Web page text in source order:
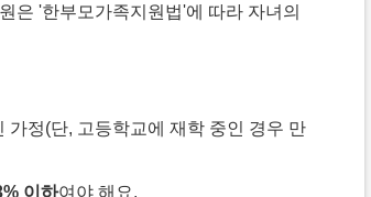
은 '한부모가족지원법'에 따라 자녀의
가정(단, 고등학교에 재학 중인 경우 만
이하여야 해요.